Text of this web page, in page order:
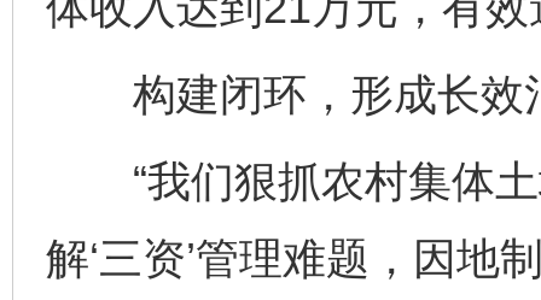
构建闭环，形成长效
“我们狠抓农村集体土
解‘三资’管理难题，因地